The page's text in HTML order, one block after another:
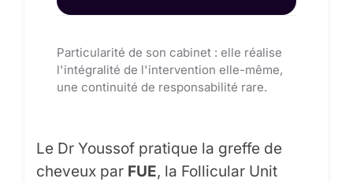
Particularité de son cabinet : elle réalise
l'intégralité de l'intervention elle-même,
une continuité de responsabilité rare.
Le Dr Youssof pratique la greffe de
cheveux par FUE, la Follicular Unit